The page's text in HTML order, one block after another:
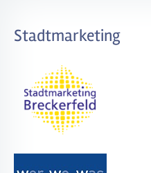
Stadtmarketing